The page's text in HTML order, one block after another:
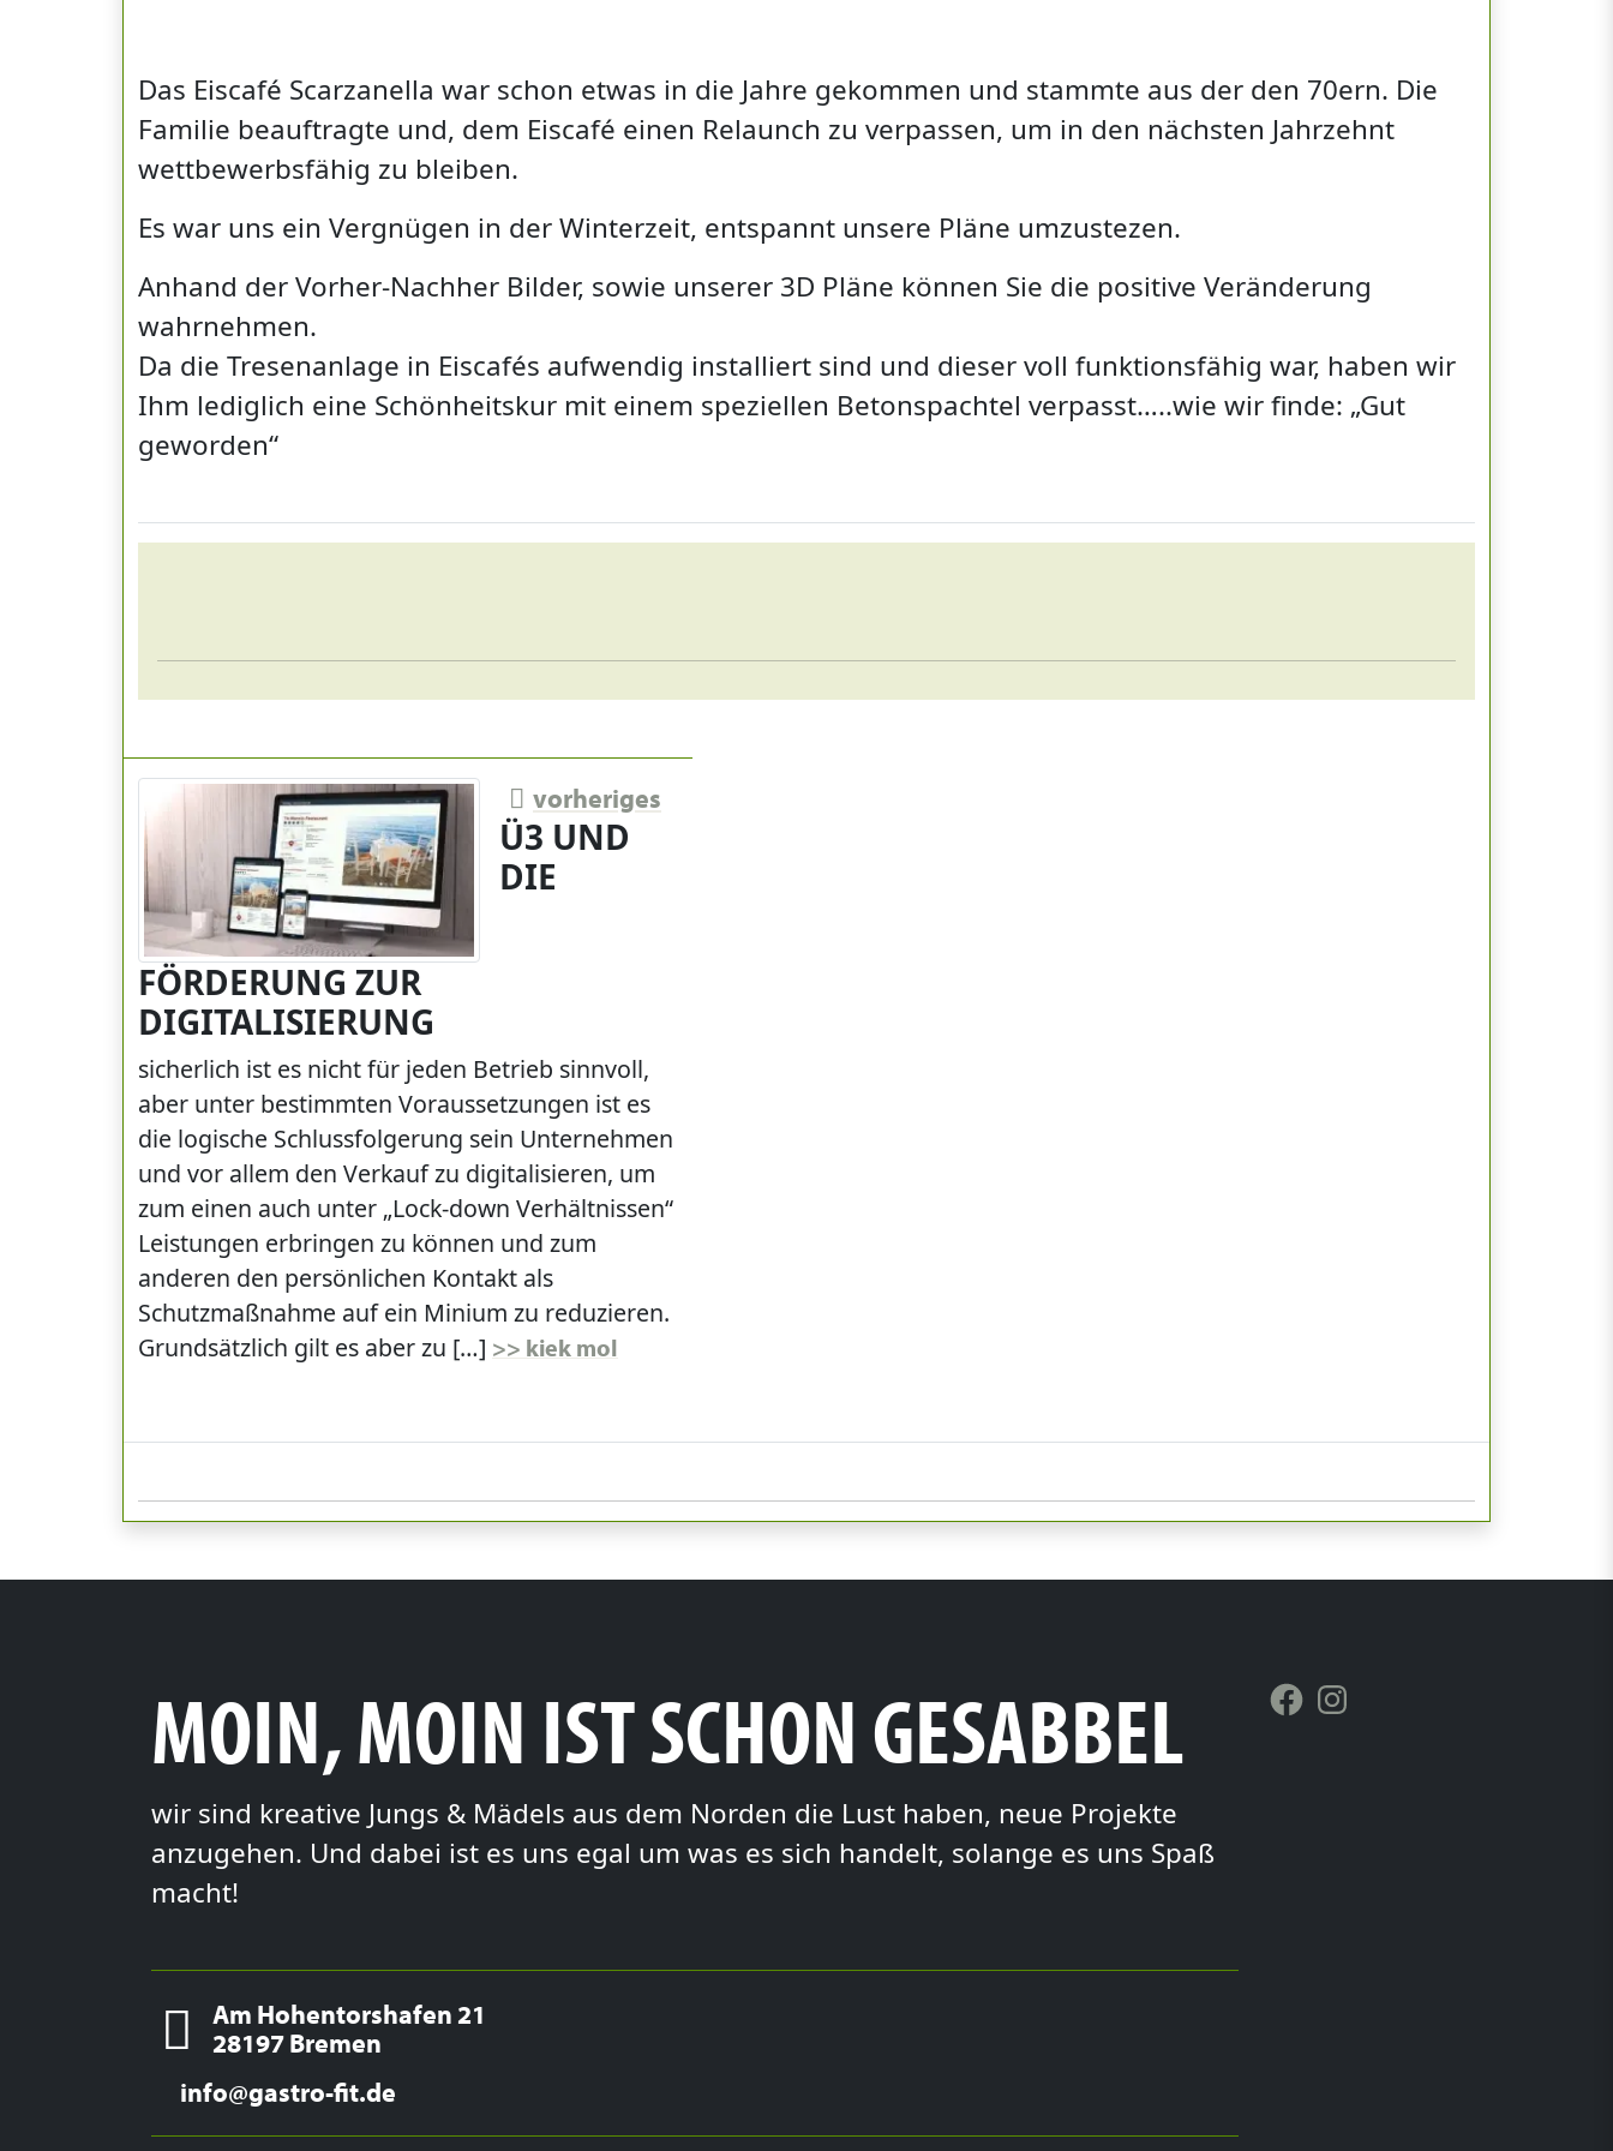
Das Eiscafé Scarzanella war schon etwas in die Jahre gekommen und stammte aus der den 70ern. Die
Familie beauftragte und, dem Eiscafé einen Relaunch zu verpassen, um in den nächsten Jahrzehnt
wettbewerbsfähig zu bleiben.
Es war uns ein Vergnügen in der Winterzeit, entspannt unsere Pläne umzustezen.
Anhand der Vorher-Nachher Bilder, sowie unserer 3D Pläne können Sie die positive Veränderung
wahrnehmen.
Da die Tresenanlage in Eiscafés aufwendig installiert sind und dieser voll funktionsfähig war, haben wir
Ihm lediglich eine Schönheitskur mit einem speziellen Betonspachtel verpasst…..wie wir finde: „Gut
geworden“
vorheriges
Ü3 UND
DIE
FÖRDERUNG ZUR
DIGITALISIERUNG
sicherlich ist es nicht für jeden Betrieb sinnvoll,
aber unter bestimmten Voraussetzungen ist es
die logische Schlussfolgerung sein Unternehmen
und vor allem den Verkauf zu digitalisieren, um
zum einen auch unter „Lock-down Verhältnissen“
Leistungen erbringen zu können und zum
anderen den persönlichen Kontakt als
Schutzmaßnahme auf ein Minium zu reduzieren.
Grundsätzlich gilt es aber zu […] >> kiek mol
MOIN, MOIN IST SCHON GESABBEL
wir sind kreative Jungs & Mädels aus dem Norden die Lust haben, neue Projekte
anzugehen. Und dabei ist es uns egal um was es sich handelt, solange es uns Spaß
macht!
Am Hohentorshafen 21
28197 Bremen
info@gastro-fit.de
FacebookInstagram